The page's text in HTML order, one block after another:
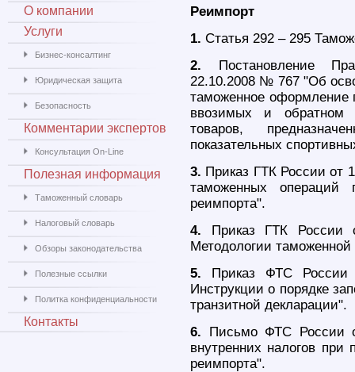
Реимпорт
1. Статья 292 – 295
2. Постановление
22.10.2008 № 767 "Об
таможенное оформление
ввозимых и обратном
товаров,
показательных
3. Приказ ГТК России от
таможенных операций
реимпорта".
4. Приказ ГТК России
Методологии таможенной
5. Приказ ФТС
Инструкции о порядке
транзитной декларации".
6. Письмо ФТС России
внутренних налогов
реимпорта".
О компании
Услуги
Бизнес-консалтинг
Юридическая защита
Безопасность
Комментарии экспертов
Консультация On-Line
Полезная информация
Таможенный словарь
Налоговый словарь
Обзоры законодательства
Полезные ссылки
Политка конфиденциальности
Контакты